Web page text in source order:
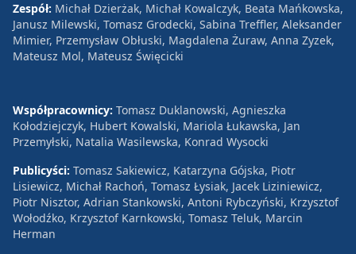
Zespół: Michał Dzierżak, Michał Kowalczyk, Beata Mańkowska,
Janusz Milewski, Tomasz Grodecki, Sabina Treffler, Aleksander
Mimier, Przemysław Obłuski, Magdalena Żuraw, Anna Zyzek,
Mateusz Mol, Mateusz Święcicki
Współpracownicy: Tomasz Duklanowski, Agnieszka
Kołodziejczyk, Hubert Kowalski, Mariola Łukawska, Jan
Przemyłski, Natalia Wasilewska, Konrad Wysocki
Publicyści: Tomasz Sakiewicz, Katarzyna Gójska, Piotr
Lisiewicz, Michał Rachoń, Tomasz Łysiak, Jacek Liziniewicz,
Piotr Nisztor, Adrian Stankowski, Antoni Rybczyński, Krzysztof
Wołodźko, Krzysztof Karnkowski, Tomasz Teluk, Marcin
Herman